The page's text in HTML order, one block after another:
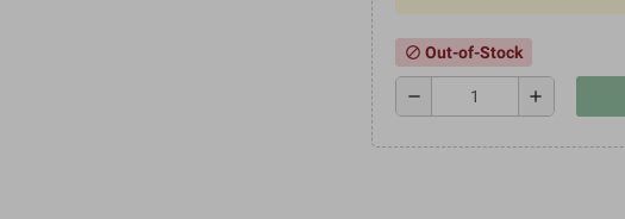
block Out-of-Stock
remove add